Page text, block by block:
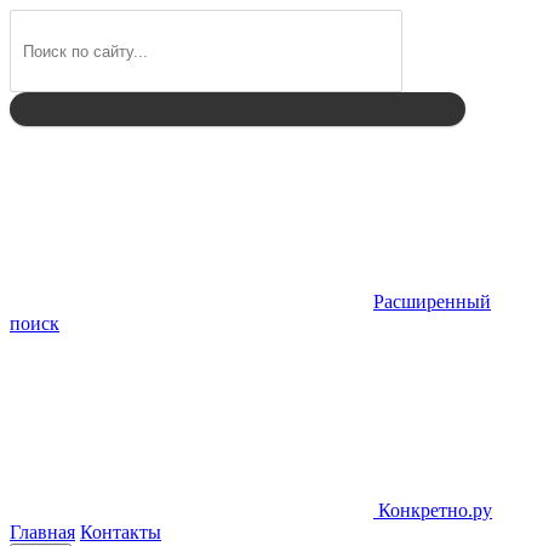
Расширенный
поиск
Конкретно.ру
Главная Контакты